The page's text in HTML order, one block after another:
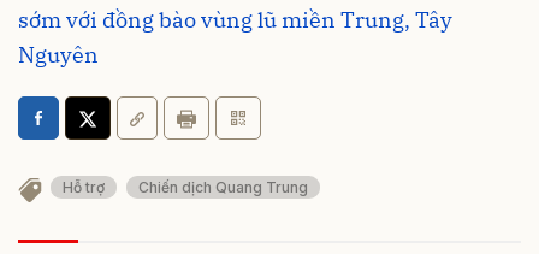
sớm với đồng bào vùng lũ miền Trung, Tây
Nguyên
Hỗ trợ Chiến dịch Quang Trung